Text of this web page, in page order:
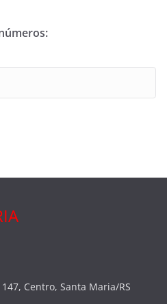
Centro, Santa Maria/RS